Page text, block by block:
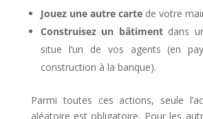
Jouez une autre cartede votre
Construisez un bâtimentdans
situe l’un de vos agents (en
construction à la banque).
Parmi toutes ces actions, seule
aléatoire est obligatoire. Pour les